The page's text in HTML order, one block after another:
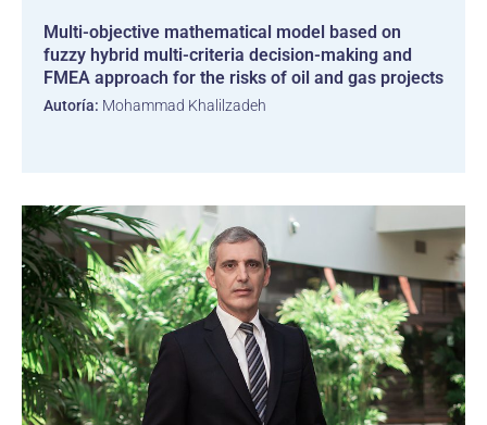
Multi-objective mathematical model based on
fuzzy hybrid multi-criteria decision-making and
FMEA approach for the risks of oil and gas projects
Autoría: Mohammad Khalilzadeh